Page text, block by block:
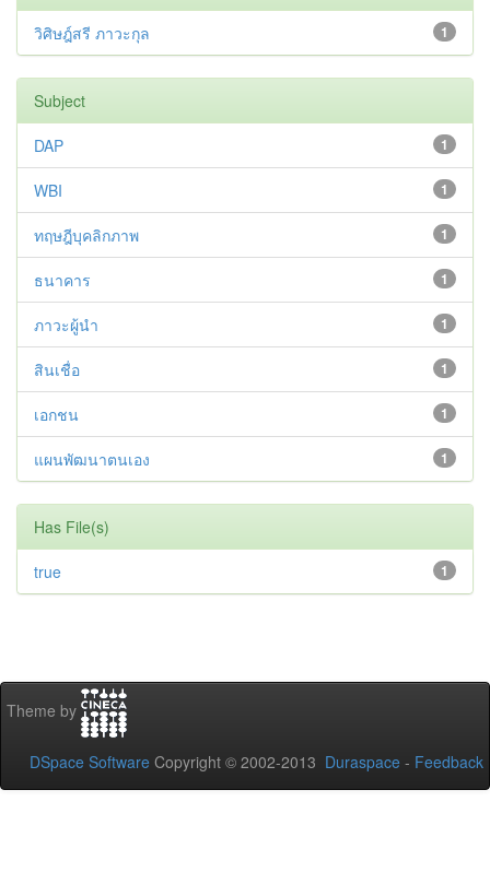
1
วิศิษฎ์สรี ภาวะกุล
Subject
1
DAP
1
WBI
1
ทฤษฎีบุคลิกภาพ
1
ธนาคาร
1
ภาวะผู้นำ
1
สินเชื่อ
1
เอกชน
1
แผนพัฒนาตนเอง
Has File(s)
1
true
Theme by
DSpace Software Copyright © 2002-2013 Duraspace - Feedback